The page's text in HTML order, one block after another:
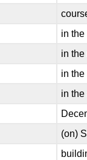
in the
in the
in the
in the
(on)